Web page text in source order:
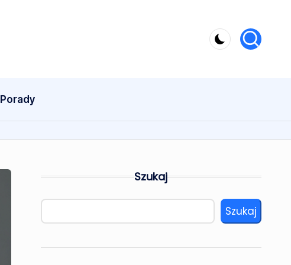
Porady
Szukaj
Szukaj